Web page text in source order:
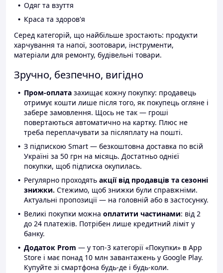
Одяг та взуття
Краса та здоров'я
Серед категорій, що найбільше зростають: продукти
харчування та напої, зоотовари, інструменти,
матеріали для ремонту, будівельні товари.
Зручно, безпечно, вигідно
Пром-оплата захищає кожну покупку: продавець
отримує кошти лише після того, як покупець огляне і
забере замовлення. Щось не так — гроші
повертаються автоматично на картку. Плюс не
треба переплачувати за післяплату на пошті.
З підпискою Smart — безкоштовна доставка по всій
Україні за 50 грн на місяць. Достатньо однієї
покупки, щоб підписка окупилась.
Регулярно проходять акції від продавців та сезонні
знижки. Стежимо, щоб знижки були справжніми.
Актуальні пропозиції — на головній або в застосунку.
Великі покупки можна оплатити частинами: від 2
до 24 платежів. Потрібен лише кредитний ліміт у
банку.
Додаток Prom — у топ-3 категорії «Покупки» в App
Store і має понад 10 млн завантажень у Google Play.
Купуйте зі смартфона будь-де і будь-коли.